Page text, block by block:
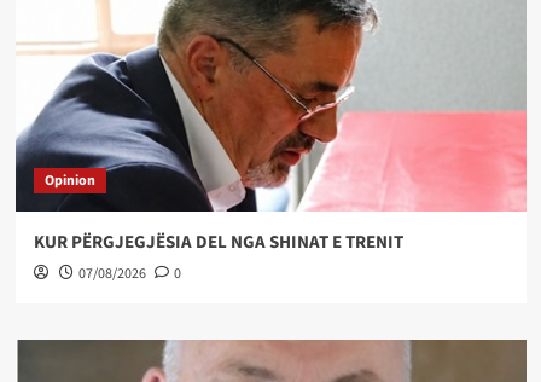
Opinion
KUR PËRGJEGJËSIA DEL NGA SHINAT E TRENIT
07/08/2026 0